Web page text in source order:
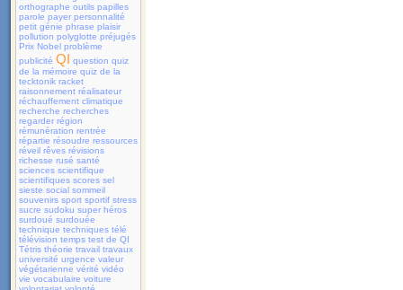
orthographe outils papilles
parole payer personnalité
petit génie phrase plaisir
pollution polyglotte préjugés
Prix Nobel problème
publicité QI question quiz
de la mémoire quiz de la
tecktonik racket
raisonnement réalisateur
réchauffement climatique
recherche recherches
regarder région
rémunération rentrée
répartie résoudre ressources
réveil rêves révisions
richesse rusé santé
sciences scientifique
scientifiques scores sel
sieste social sommeil
souvenirs sport sportif stress
sucre sudoku super héros
surdoué surdouée
technique techniques télé
télévision temps test de QI
Tétris théorie travail travaux
université urgence valeur
végétarienne vérité vidéo
vie vocabulaire voiture